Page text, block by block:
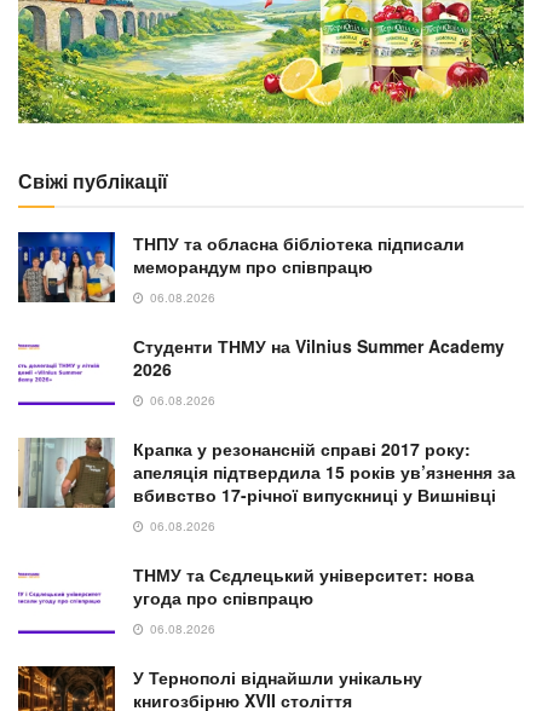
Свіжі публікації
ТНПУ та обласна бібліотека підписали
меморандум про співпрацю
06.08.2026
Студенти ТНМУ на Vilnius Summer Academy
2026
06.08.2026
Крапка у резонансній справі 2017 року:
апеляція підтвердила 15 років ув’язнення за
вбивство 17-річної випускниці у Вишнівці
06.08.2026
ТНМУ та Сєдлецький університет: нова
угода про співпрацю
06.08.2026
У Тернополі віднайшли унікальну
книгозбірню XVII століття